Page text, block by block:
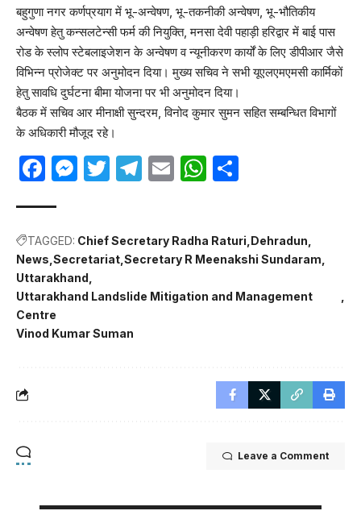
बहुगुणा नगर कर्णप्रयाग में भू-अन्वेषण, भू-तकनीकी अन्वेषण, भू-भौतिकीय
अन्वेषण हेतु कन्सलटेन्सी फर्म की नियुक्ति, मनसा देवी पहाड़ी हरिद्वार में बाई पास
रोड के स्लोप स्टेबलाइजेशन के अन्वेषण व न्यूनीकरण कार्यों के लिए डीपीआर जैसे
विभिन्न प्रोजेक्ट पर अनुमोदन दिया। मुख्य सचिव ने सभी यूएलएमएमसी कार्मिकों
हेतु सावधि दुर्घटना बीमा योजना पर भी अनुमोदन दिया।
बैठक में सचिव आर मीनाक्षी सुन्दरम, विनोद कुमार सुमन सहित सम्बन्धित विभागों
के अधिकारी मौजूद रहे।
Facebook
Messenger
Twitter
Telegram
EmailWhatsApp
TAGGED: Chief Secretary Radha Raturi Dehradun
News Secretariat Secretary R Meenakshi Sundaram
Uttarakhand
Uttarakhand Landslide Mitigation and Management
Centre
Vinod Kumar Suman
Leave a Comment